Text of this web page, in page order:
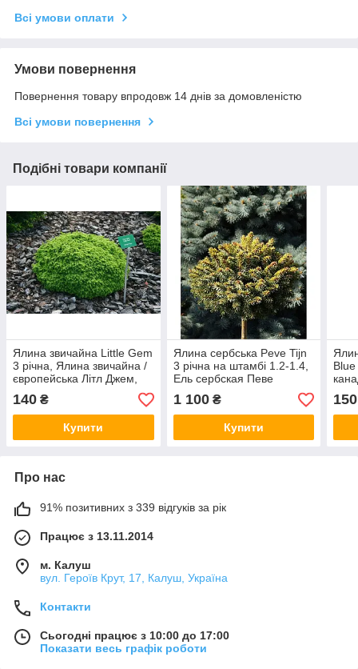
Всі умови оплати
Умови повернення
Повернення товару впродовж 14 днів за домовленістю
Всі умови повернення
Подібні товари компанії
Ялина звичайна Little Gem
3 річна, Ялина звичайна /
європейська Літл Джем,
Picea abies Little Gem
140 ₴
Купити
Ялина сербська Peve Tijn
3 річна на штамбі 1.2-1.4,
Ель сербская Певе
Тиджин на штамбе Picea
omorika Peve Tijn
1 100₴
Купити
150
Про нас
91% позитивних з 339 відгуків за рік
Працює з 13.11.2014
м. Калуш
вул. Героїв Крут, 17, Калуш, Україна
Контакти
Сьогодні працює з 10:00 до 17:00
Показати весь графік роботи